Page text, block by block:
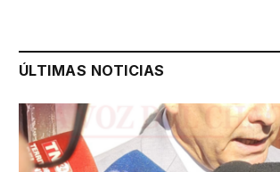
ÚLTIMAS NOTICIAS